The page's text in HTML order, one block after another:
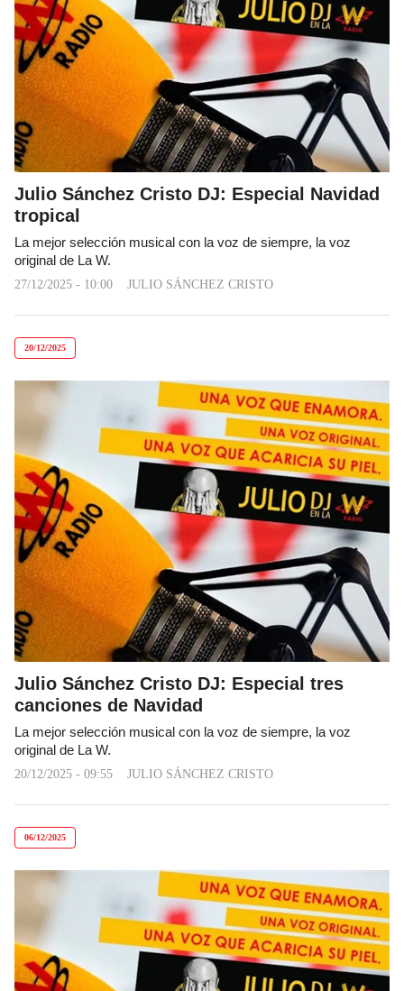
Julio Sánchez Cristo DJ: Especial Navidad
tropical
La mejor selección musical con la voz de siempre, la voz
original de La W.
27/12/2025 - 10:00 JULIO SÁNCHEZ CRISTO
20/12/2025
Julio Sánchez Cristo DJ: Especial tres
canciones de Navidad
La mejor selección musical con la voz de siempre, la voz
original de La W.
20/12/2025 - 09:55 JULIO SÁNCHEZ CRISTO
06/12/2025